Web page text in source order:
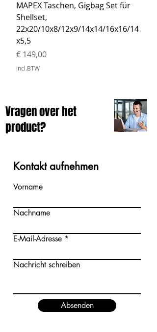
MAPEX Taschen, Gigbag Set für
Shellset,
22x20/10x8/12x9/14x14/16x16/14
x5,5
Prijs
€ 149,00
incl.BTW
Prijs
€
Vragen over het
product?
Kontakt aufnehmen
Vorname
Nachname
E-Mail-Adresse
Nachricht schreiben
Absenden